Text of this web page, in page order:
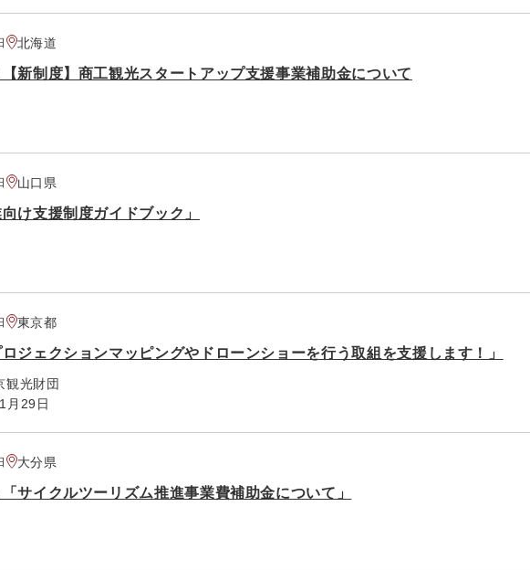
北海道
新制度】商工観光スタートアップ支援事業補助金について
山口県
け支援制度ガイドブック」
東京都
ジェクションマッピングやドローンショーを行う取組を支援します！」
観光財団
月29日
大分県
サイクルツーリズム推進事業費補助金について」